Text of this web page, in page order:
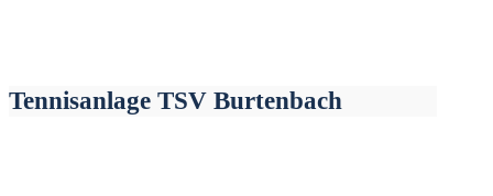
Tennisanlage TSV Burtenbach